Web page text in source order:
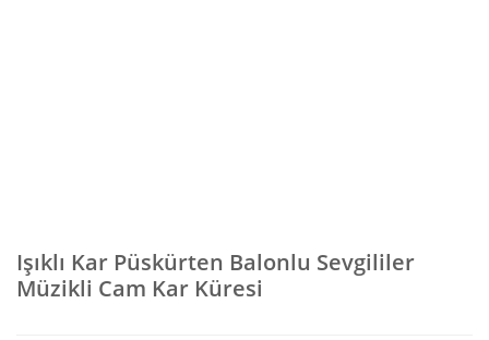
Işıklı Kar Püskürten Balonlu Sevgililer
Müzikli Cam Kar Küresi